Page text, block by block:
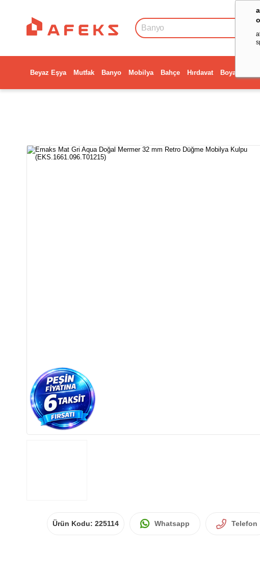
Beyaz Eşya Mutfak Banyo Mobilya Bahçe Hırdavat Boya
Ürün Kodu: 225114 Whatsapp Telefon